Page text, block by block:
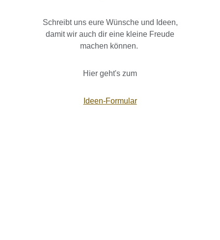
Schreibt uns eure Wünsche und Ideen,
damit wir auch dir eine kleine Freude
machen können.
Hier geht's zum
Ideen-Formular